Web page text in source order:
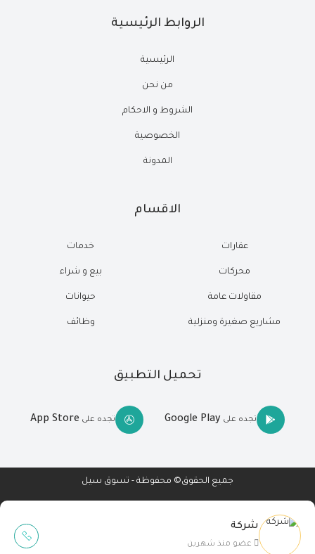
شركة
عضو منذ شهرين
الروابط الرئيسية
الرئيسية
من نحن
الشروط و الاحكام
الخصوصية
المدونة
الاقسام
عقارات
محركات
مقاولات عامة
مشاريع صغيرة ومنزلية
خدمات
بيع و شراء
حيوانات
وظائف
تحميل التطبيق
تجده على Google Play تجده على App Store
جميع الحقوق© محفوظة - تسوق سيل